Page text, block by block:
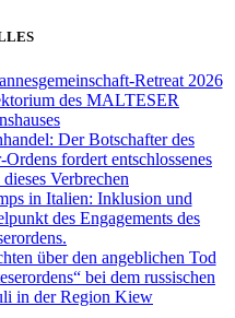
Retreat 2026
des MALTESER
Der Botschafter des
fordert entschlossenes
Verbrechen
in Italien: Inklusion und
des Engagements des
über den angeblichen Tod
bei dem russischen
in der Region Kiew